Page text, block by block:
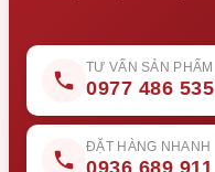
TƯ VẤN SẢN PHẨM
0977 486 535
ĐẶT HÀNG NHANH